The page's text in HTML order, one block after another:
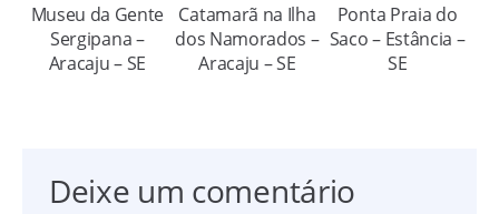
Museu da Gente
Sergipana –
Aracaju – SE
Catamarã na Ilha
dos Namorados –
Aracaju – SE
Ponta Praia do
Saco – Estância –
SE
Deixe um comentário